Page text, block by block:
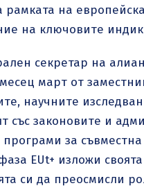
рамката на
на ключовите
секретар на
март от
научните
със законовите и
за
EUt+ изложи
си да преосмисли